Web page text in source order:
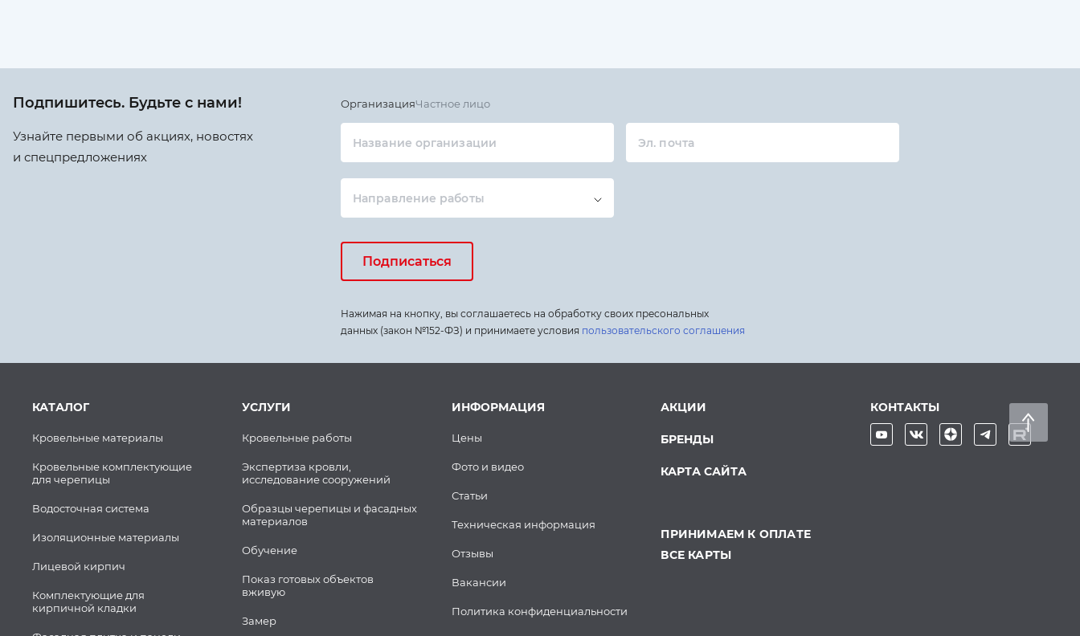
Подпишитесь. Будьте с нами!
Узнайте первыми об акциях, новостях
и спецпредложениях
ОрганизацияЧастное лицо
Название организации Эл. почта
Направление работы
Подписаться
Нажимая на кнопку, вы соглашаетесь на обработку своих пресональных
данных (закон №152-ФЗ) и принимаете условия пользовательского соглашения
КАТАЛОГ
Кровельные материалы
Кровельные комплектующие
для черепицы
Водосточная система
Изоляционные материалы
Лицевой кирпич
Комплектующие для
кирпичной кладки
УСЛУГИ
Кровельные работы
Экспертиза кровли,
исследование сооружений
Образцы черепицы и фасадных
материалов
Обучение
Показ готовых объектов
вживую
Замер
ИНФОРМАЦИЯ
Цены
Фото и видео
Статьи
Техническая информация
Отзывы
Вакансии
Политика конфиденциальности
АКЦИИ
БРЕНДЫ
КАРТА САЙТА
ПРИНИМАЕМ К ОПЛАТЕ
ВСЕ КАРТЫ
КОНТАКТЫ